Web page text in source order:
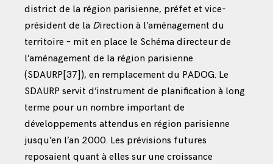
district de la région parisienne, préfet et vice-
président de la Direction à l’aménagement du
territoire – mit en place le Schéma directeur de
l’aménagement de la région parisienne
(SDAURP [37] ), en remplacement du PADOG. Le
SDAURP servit d’instrument de planification à long
terme pour un nombre important de
développements attendus en région parisienne
jusqu’en l’an 2000. Les prévisions futures
reposaient quant à elles sur une croissance